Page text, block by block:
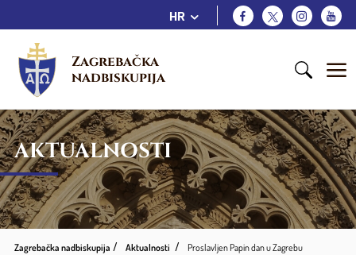
HR
Zagrebačka
nadbiskupija
AKTUALNOSTI
Zagrebačka nadbiskupija Aktualnosti Proslavljen Papin dan u Zagrebu